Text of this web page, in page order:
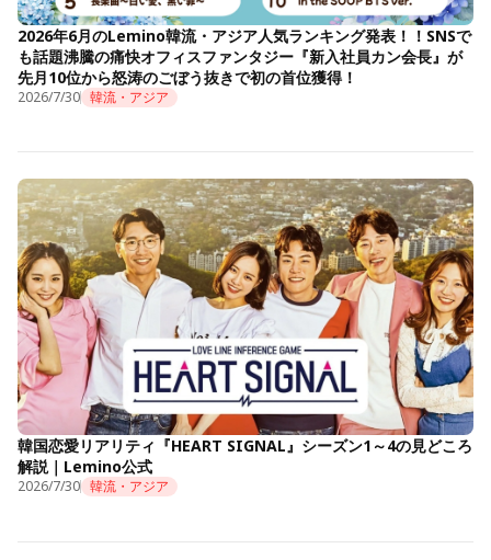
2026年6月のLemino韓流・アジア人気ランキング発表！！SNSで
も話題沸騰の痛快オフィスファンタジー『新入社員カン会長』が
先月10位から怒涛のごぼう抜きで初の首位獲得！
2026/7/30 韓流・アジア
韓国恋愛リアリティ『HEART SIGNAL』シーズン1～4の見どころ
解説｜Lemino公式
2026/7/30 韓流・アジア